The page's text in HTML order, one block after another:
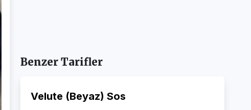
Benzer Tarifler
Velute (Beyaz) Sos